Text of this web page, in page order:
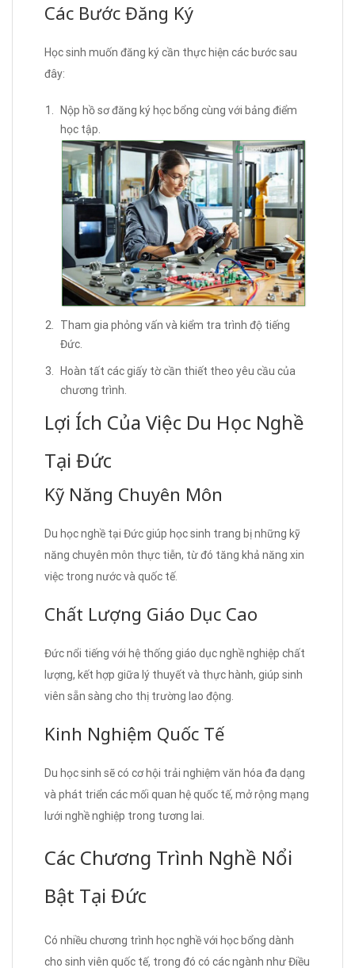
Các Bước Đăng Ký
Học sinh muốn đăng ký cần thực hiện các bước sau
đây:
Nộp hồ sơ đăng ký học bổng cùng với bảng điểm
học tập.
Tham gia phỏng vấn và kiểm tra trình độ tiếng
Đức.
Hoàn tất các giấy tờ cần thiết theo yêu cầu của
chương trình.
Lợi Ích Của Việc Du Học Nghề
Tại Đức
Kỹ Năng Chuyên Môn
Du học nghề tại Đức giúp học sinh trang bị những kỹ
năng chuyên môn thực tiễn, từ đó tăng khả năng xin
việc trong nước và quốc tế.
Chất Lượng Giáo Dục Cao
Đức nổi tiếng với hệ thống giáo dục nghề nghiệp chất
lượng, kết hợp giữa lý thuyết và thực hành, giúp sinh
viên sẵn sàng cho thị trường lao động.
Kinh Nghiệm Quốc Tế
Du học sinh sẽ có cơ hội trải nghiệm văn hóa đa dạng
và phát triển các mối quan hệ quốc tế, mở rộng mạng
lưới nghề nghiệp trong tương lai.
Các Chương Trình Nghề Nổi
Bật Tại Đức
Có nhiều chương trình học nghề với học bổng dành
cho sinh viên quốc tế, trong đó có các ngành như Điều